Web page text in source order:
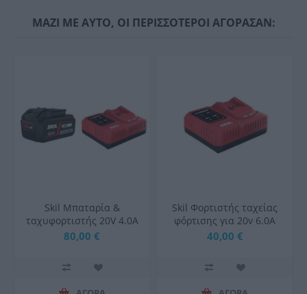
ΜΑΖΙ ΜΕ ΑΥΤΟ, ΟΙ ΠΕΡΙΣΣΟΤΕΡΟΙ ΑΓΟΡΑΣΑΝ:
Skil Μπαταρία &
ταχυφορτιστής 20V 4.0A
3111
80,00 €
Skil Φορτιστής ταχείας
φόρτισης για 20v 6.0A
3123
40,00 €